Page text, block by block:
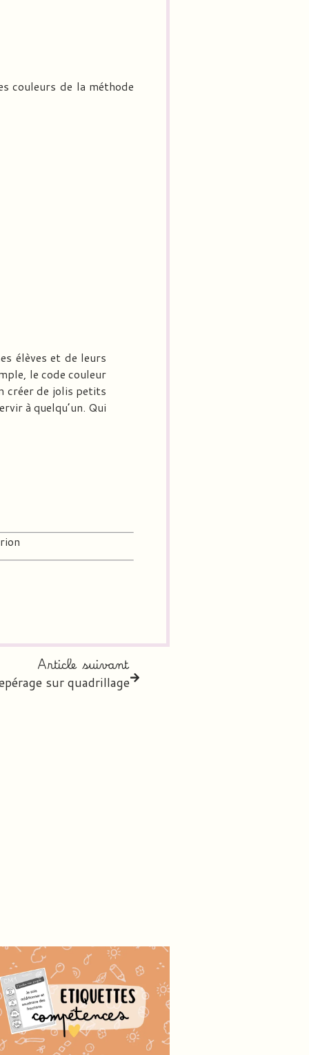
couleurs de la méthode
élèves et de leurs
le code couleur
créer de jolis petits
à quelqu’un. Qui
Article suivant
sur quadrillage